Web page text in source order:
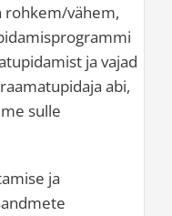
rohkem/vähem,
ja vajad
abi,
sulle
ja